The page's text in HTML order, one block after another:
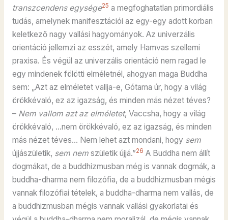
transzcendens egysége25 a megfoghatatlan primordiális
tudás, amelynek manifesztációi az egy-egy adott korban
keletkező nagy vallási hagyományok. Az univerzális
orientáció jellemzi az esszét, amely Hamvas szellemi
praxisa. És végül az univerzális orientáció nem ragad le
egy mindenek fölötti elméletnél, ahogyan maga Buddha
sem: „Azt az elméletet vallja-e, Gótama úr, hogy a világ
örökkévaló, ez az igazság, és minden más nézet téves?
– Nem vallom azt az elméletet, Vaccsha, hogy a világ
örökkévaló, …nem örökkévaló, ez az igazság, és minden
más nézet téves… Nem lehet azt mondani, hogy sem
újjászületik, sem nemszületik újjá.”26 A Buddha nem állít
dogmákat, de a buddhizmusban még is vannak dogmák, a
buddha-dharma nem filozófia, de a buddhizmusban mégis
vannak filozófiai tételek, a buddha-dharma nem vallás, de
a buddhizmusban mégis vannak vallási gyakorlatai és